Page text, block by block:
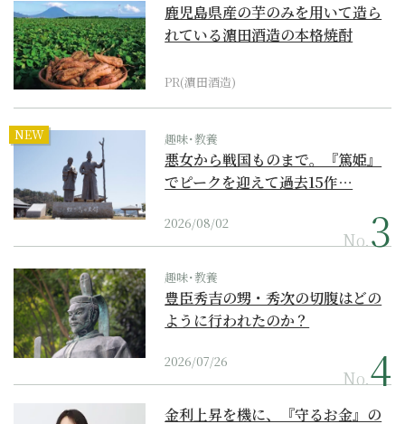
鹿児島県産の芋のみを用いて造ら
れている濵田酒造の本格焼酎
PR(濵田酒造)
NEW 趣味･教養
悪女から戦国ものまで。『篤姫』
でピークを迎えて過去15作…
2026/08/02
No.
趣味･教養
豊臣秀吉の甥・秀次の切腹はどの
ように行われたのか？
2026/07/26
No.
金利上昇を機に、『守るお金』の